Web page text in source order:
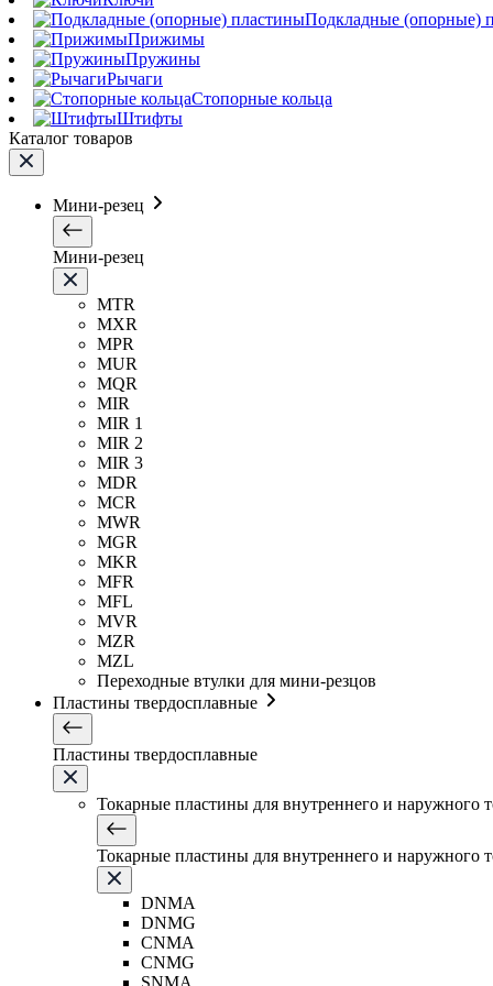
Подкладные (опорные)
Прижимы
Пружины
Рычаги
Стопорные кольца
Штифты
Каталог товаров
Мини-резец
Мини-резец
MTR
MXR
MPR
MUR
MQR
MIR
MIR 1
MIR 2
MIR 3
MDR
MCR
MWR
MGR
MKR
MFR
MFL
MVR
MZR
MZL
Переходные втулки для мини-резцов
Пластины твердосплавные
Пластины твердосплавные
Токарные пластины для внутреннего и наружного
Токарные пластины для внутреннего и наружного
DNMA
DNMG
CNMA
CNMG
SNMA